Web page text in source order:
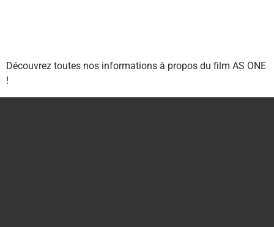
Découvrez toutes nos informations à propos du film AS ONE
!